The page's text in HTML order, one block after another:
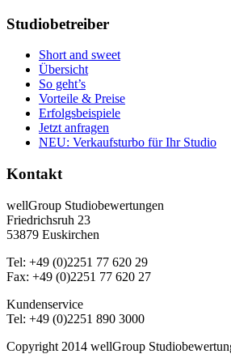
Studiobetreiber
Short and sweet
Übersicht
So geht’s
Vorteile & Preise
Erfolgsbeispiele
Jetzt anfragen
NEU: Verkaufsturbo für Ihr Studio
Kontakt
wellGroup Studiobewertungen
Friedrichsruh 23
53879 Euskirchen
Tel: +49 (0)2251 77 620 29
Fax: +49 (0)2251 77 620 27
Kundenservice
Tel: +49 (0)2251 890 3000
Copyright 2014 wellGroup